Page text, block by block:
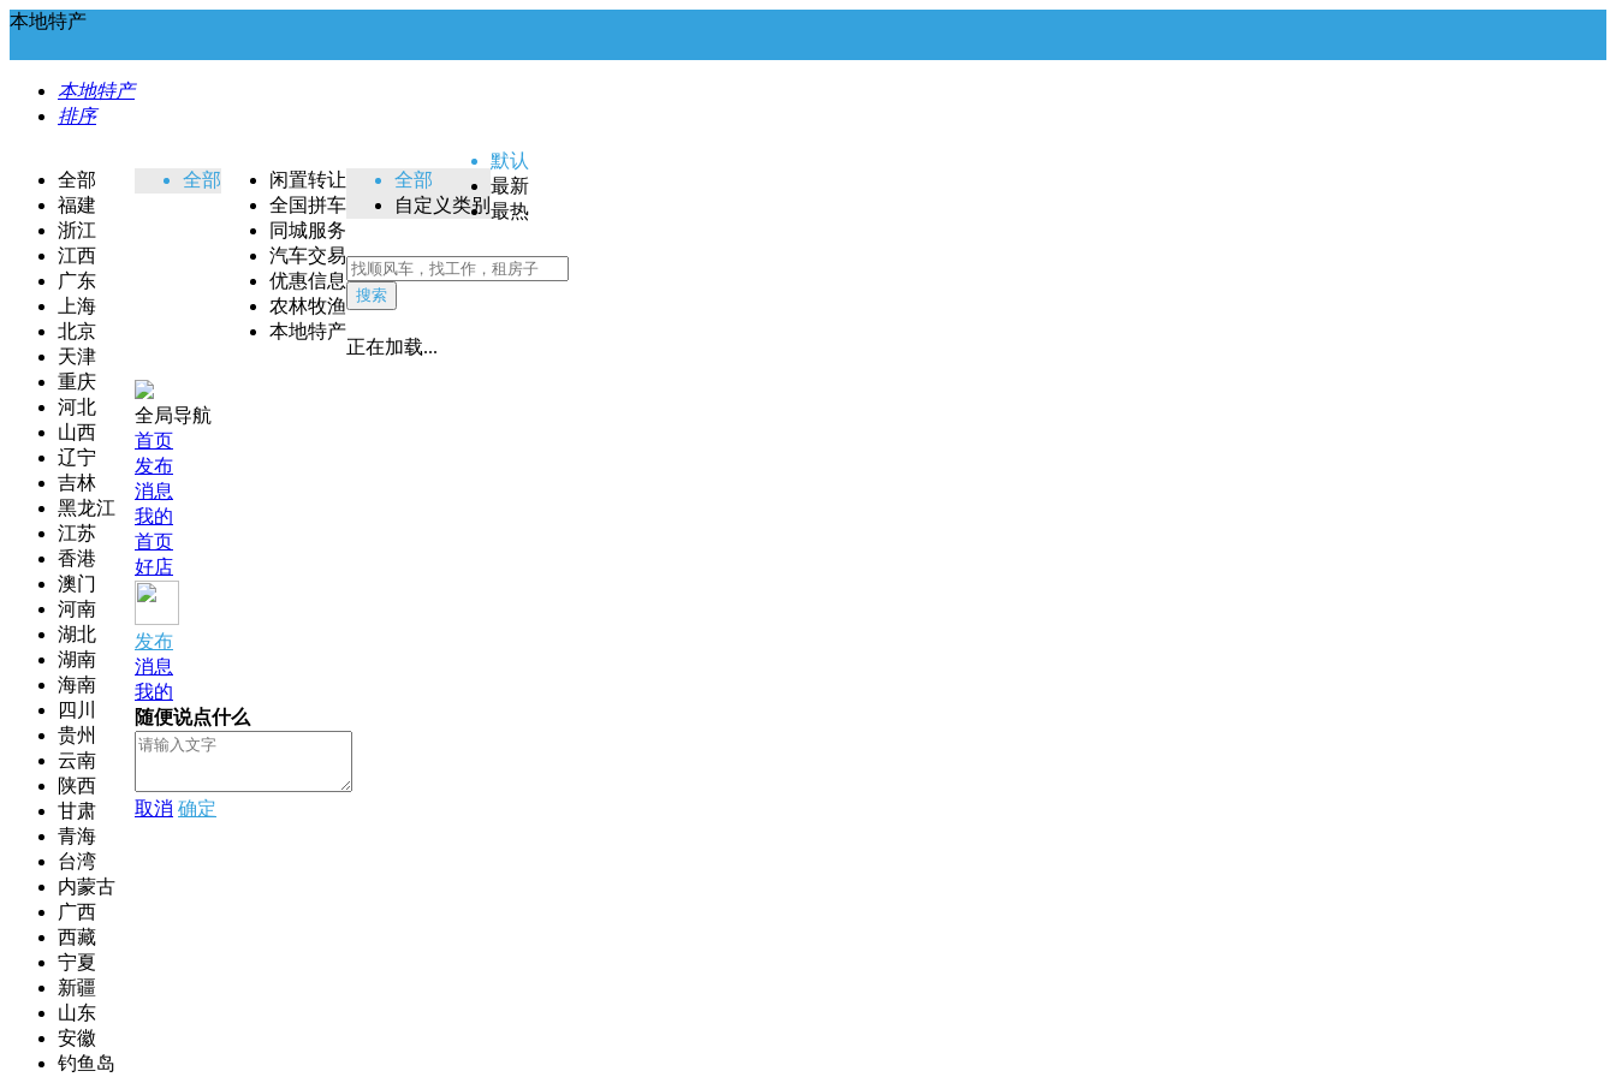
本地特产
本地特产
排序
全部
福建
浙江
江西
广东
上海
北京
天津
重庆
河北
山西
辽宁
吉林
黑龙江
江苏
香港
澳门
河南
湖北
湖南
海南
四川
贵州
云南
陕西
甘肃
青海
台湾
内蒙古
广西
西藏
宁夏
新疆
山东
安徽
钓鱼岛
全部
闲置转让
全国拼车
同城服务
汽车交易
优惠信息
农林牧渔
本地特产
全部
自定义类别
默认
最新
最热
搜索
正在加载...
全局导航
首页
发布
消息
我的
首页
好店
发布
消息
我的
随便说点什么
取消 确定